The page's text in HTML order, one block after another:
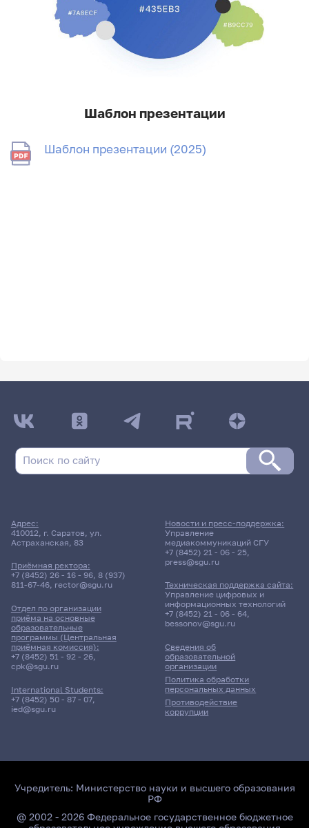
Шаблон презентации
Шаблон презентации (2025)
Адрес:
410012, г. Саратов, ул.
Астраханская, 83
Приёмная ректора:
+7 (8452) 26 - 16 - 96, 8 (937)
811-67-46, rector@sgu.ru
Отдел по организации
приёма на основные
образовательные
программы (Центральная
приёмная комиссия):
+7 (8452) 51 - 92 - 26,
cpk@sgu.ru
International Students:
+7 (8452) 50 - 87 - 07,
ied@sgu.ru
Сведения об
образовательной
организации
Политика обработки
персональных данных
Противодействие
коррупции
Новости и пресс-поддержка:
Управление
медиакоммуникаций СГУ
+7 (8452) 21 - 06 - 25,
press@sgu.ru
Техническая поддержка сайта:
Управление цифровых и
информационных технологий
+7 (8452) 21 - 06 - 64,
bessonov@sgu.ru
Учредитель: Министерство науки и высшего образования
РФ
@ 2002 - 2026 Федеральное государственное бюджетное